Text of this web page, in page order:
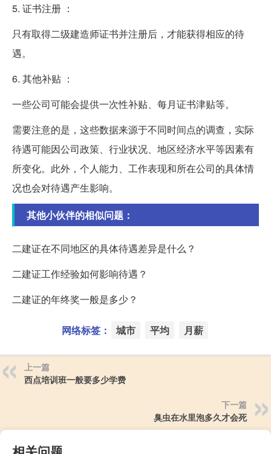
5. 证书注册 ：
只有取得二级建造师证书并注册后，才能获得相应的待
遇。
6. 其他补贴 ：
一些公司可能会提供一次性补贴、每月证书津贴等。
需要注意的是，这些数据来源于不同时间点的调查，实际
待遇可能因公司政策、行业状况、地区经济水平等因素有
所变化。此外，个人能力、工作表现和所在公司的具体情
况也会对待遇产生影响。
其他小伙伴的相似问题：
二建证在不同地区的具体待遇差异是什么？
二建证工作经验如何影响待遇？
二建证的年终奖一般是多少？
网络标签： 城市 平均 月薪
上一篇
西点培训班一般要多少学费
下一篇
臭虫在水里泡多久才会死